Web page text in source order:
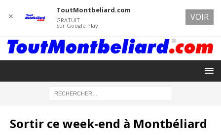
Sortir ce week-end à Montbéliard
✕
ToutMontbeliard.com
GRATUIT
Sur Google Play
VOIR